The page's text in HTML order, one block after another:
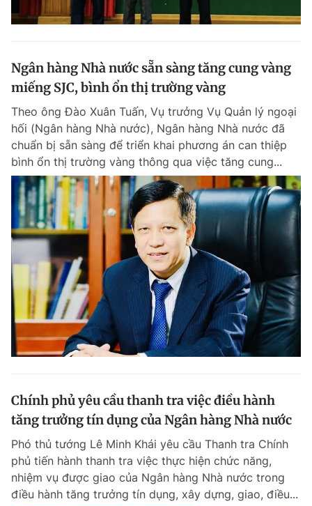
Ngân hàng Nhà nước sẵn sàng tăng cung vàng
miếng SJC, bình ổn thị trường vàng
Theo ông Đào Xuân Tuấn, Vụ trưởng Vụ Quản lý ngoại
hối (Ngân hàng Nhà nước), Ngân hàng Nhà nước đã
chuẩn bị sẵn sàng để triển khai phương án can thiệp
bình ổn thị trường vàng thông qua việc tăng cung...
Chính phủ yêu cầu thanh tra việc điều hành
tăng trưởng tín dụng của Ngân hàng Nhà nước
Phó thủ tướng Lê Minh Khái yêu cầu Thanh tra Chính
phủ tiến hành thanh tra việc thực hiện chức năng,
nhiệm vụ được giao của Ngân hàng Nhà nước trong
điều hành tăng trưởng tín dụng, xây dựng, giao, điều...